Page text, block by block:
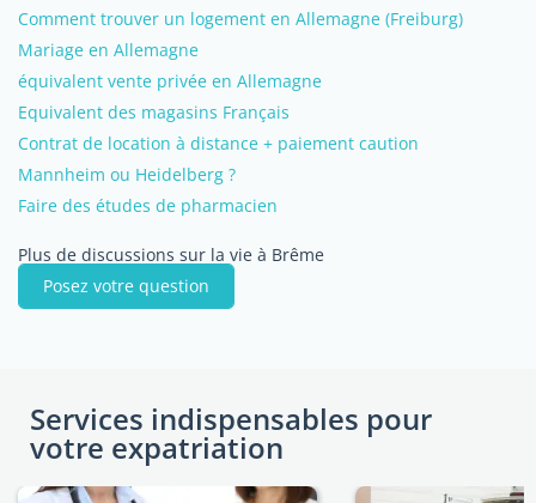
Comment trouver un logement en Allemagne (Freiburg)
Mariage en Allemagne
équivalent vente privée en Allemagne
Equivalent des magasins Français
Contrat de location à distance + paiement caution
Mannheim ou Heidelberg ?
Faire des études de pharmacien
Plus de discussions sur la vie à Brême
Posez votre question
Services indispensables pour
votre expatriation